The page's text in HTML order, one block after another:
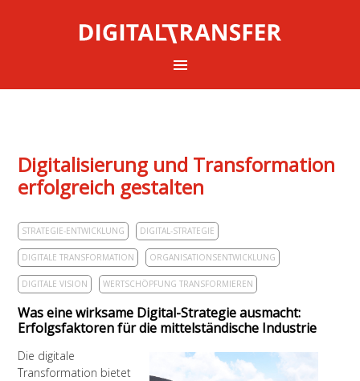
Digitalisierung und Transformation
erfolgreich gestalten
STRATEGIE-ENTWICKLUNG DIGITAL-STRATEGIE
DIGITALE TRANSFORMATION ORGANISATIONSENTWICKLUNG
DIGITALE VISION WERTSCHÖPFUNG TRANSFORMIEREN
Was eine wirksame Digital-Strategie ausmacht:
Erfolgsfaktoren für die mittelständische Industrie
Die digitale
Transformation bietet